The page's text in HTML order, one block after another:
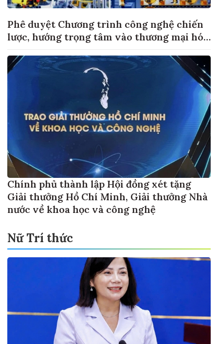
Phê duyệt Chương trình công nghệ chiến
lược, hướng trọng tâm vào thương mại hóa
Chính phủ thành lập Hội đồng xét tặng
Giải thưởng Hồ Chí Minh, Giải thưởng Nhà
nước về khoa học và công nghệ
Nữ Trí thức